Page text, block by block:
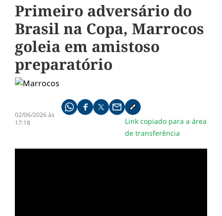
Primeiro adversário do
Brasil na Copa, Marrocos
goleia em amistoso
preparatório
02/06/2026 às
17:18
Compartilhe pelo whatsapp
Compartilhar no facebook
Compartilhar no twitter
Compartilhe pelo email
Copiar link da notícia
Link copiado para a área
de transferência